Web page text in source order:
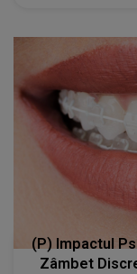
(P) Impactul
Zâmbet